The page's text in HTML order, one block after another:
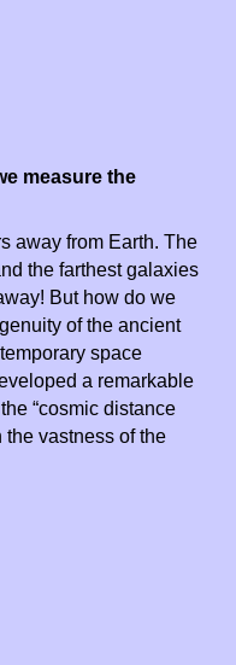
measure the
away from Earth. The
the farthest galaxies
But how do we
of the ancient
space
a remarkable
“cosmic distance
the vastness of the